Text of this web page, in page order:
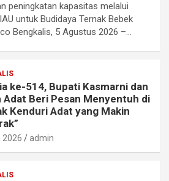
peningkatan kapasitas melalui
untuk Budidaya Ternak Bebek
Bengkalis, 5 Agustus 2026 –…
ke-514, Bupati Kasmarni dan
Adat Beri Pesan Menyentuh di
Kenduri Adat yang Makin
2026 admin